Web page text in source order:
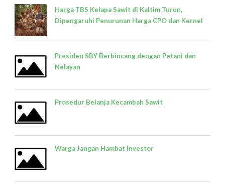
Harga TBS Kelapa Sawit di Kaltim Turun,
Dipengaruhi Penurunan Harga CPO dan Kernel
Presiden SBY Berbincang dengan Petani dan
Nelayan
Prosedur Belanja Kecambah Sawit
Warga Jangan Hambat Investor